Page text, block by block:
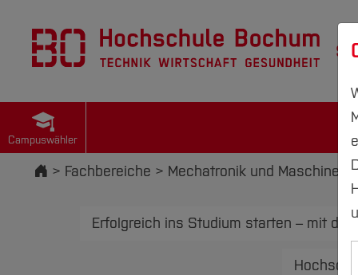
Campuswähler
Startseite
Fachbereiche Mechatronik und
Erfolgreich ins Studium starten – mit